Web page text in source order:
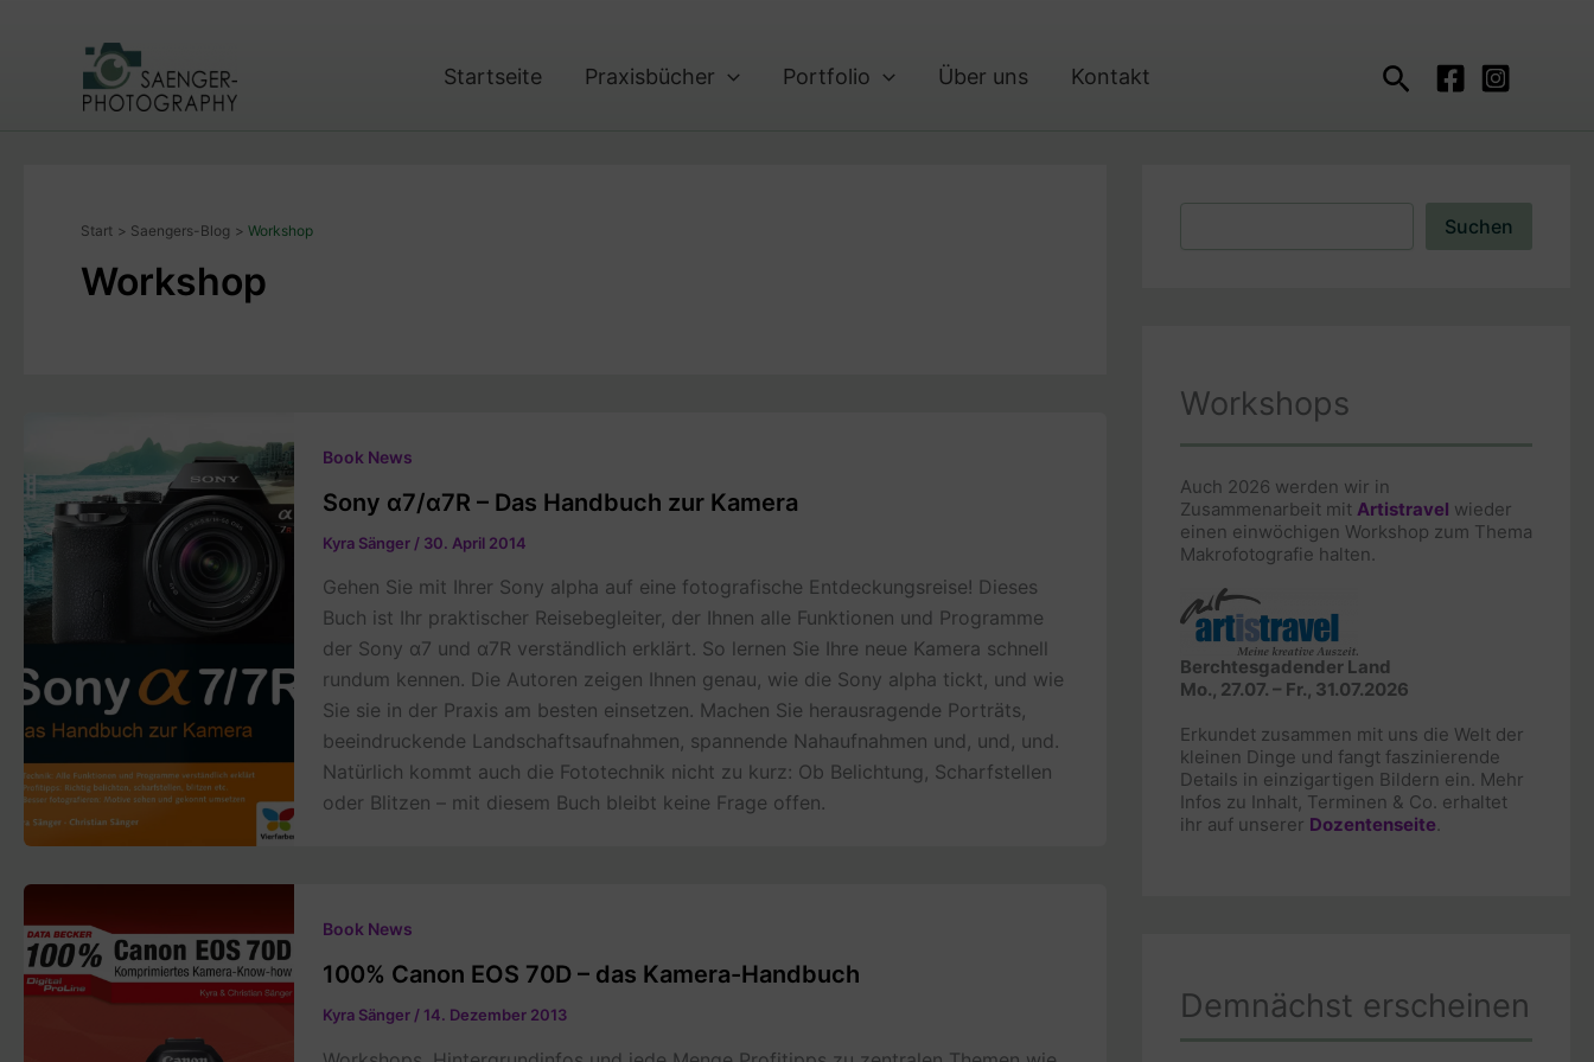
Startseite Praxisbücher Portfolio Über uns Kontakt Suchen
Start Saengers-Blog Workshop
Workshop
Book News
Sony α7/α7R – Das Handbuch zur Kamera
Kyra Sänger / 30. April 2014
Gehen Sie mit Ihrer Sony alpha auf eine fotografische Entdeckungsreise! Dieses
Buch ist Ihr praktischer Reisebegleiter, der Ihnen alle Funktionen und Programme
der Sony α7 und α7R verständlich erklärt. So lernen Sie Ihre neue Kamera schnell
rundum kennen. Die Autoren zeigen Ihnen genau, wie die Sony alpha tickt, und wie
Sie sie in der Praxis am besten einsetzen. Machen Sie herausragende Porträts,
beeindruckende Landschaftsaufnahmen, spannende Nahaufnahmen und, und, und.
Natürlich kommt auch die Fototechnik nicht zu kurz: Ob Belichtung, Scharfstellen
oder Blitzen – mit diesem Buch bleibt keine Frage offen.
Book News
100% Canon EOS 70D – das Kamera-Handbuch
Kyra Sänger / 14. Dezember 2013
Suchen
Workshops
Auch 2026 werden wir in
Zusammenarbeit mit Artistravel wieder
einen einwöchigen Workshop zum Thema
Makrofotografie halten.
Berchtesgadender Land
Mo., 27.07. – Fr., 31.07.2026
Erkundet zusammen mit uns die Welt der
kleinen Dinge und fangt faszinierende
Details in einzigartigen Bildern ein. Mehr
Infos zu Inhalt, Terminen & Co. erhaltet
ihr auf unserer Dozentenseite
Demnächst erscheinen